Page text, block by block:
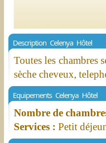
Description Celenya Hôtel
Toutes les chambres
sèche cheveux,
Equipements Celenya Hôtel
Nombre de
Services : Petit